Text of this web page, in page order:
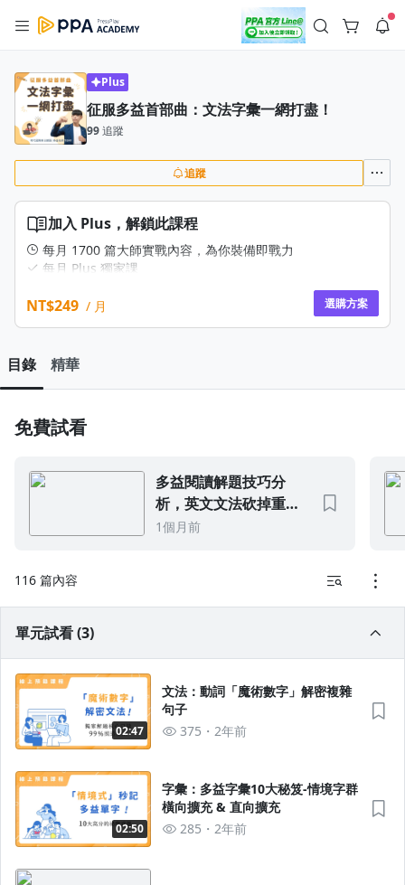
登入/註冊
🌞 PPA 避暑津貼．冷氣房升級｜期間快閃活動
🥵 酷暑限時快閃｜單筆滿 NT$2,500 現折 NT$300、再贈最高
2% 點數回饋！🚀 酷暑來襲．偷偷在冷氣房升級 📈⭐️ 【冷氣房
進修 限時開跑】◾單筆滿 NT$2,500 現折 NT$300◾活動期間：
即日起 - 8/13（只有一週）-📣 酷暑季好康 \ 再加碼 /→ 點數回饋
無上限🔥購買任一課程 or 訂閱✅ 消費即享回饋 1% 點數✅ 滿
$5,000 回饋 2% 點數🎁 此為 PPA 官方帳號 Line@ 專屬活動，加
入好友👉 享有「渠道專屬活動」及「個人化推播」！
3 天前
Plus
征服多益首部曲：文法字彙一網打盡！
99追蹤
追蹤
加入 Plus，解鎖此課程
每月 1700 篇大師實戰內容，為你裝備即戰力
每月 Plus 獨家課
學本事 為自己裝備人生即戰力
NT$249 / 月 選購方案
目錄 精華
免費試看
多益閱讀解題技巧分
析，英文文法砍掉重
練！(下篇)
1個月前
116 篇內容
單元試看 (3)
02:47
文法：動詞「魔術數字」解密複雜
句子
375
2年前
02:50
字彙：多益字彙10大秘笈-情境字群
橫向擴充 & 直向擴充
285
2年前
--:--
播放速度
1.25x
追蹤列表
去逛逛
返回播放器
清除全部